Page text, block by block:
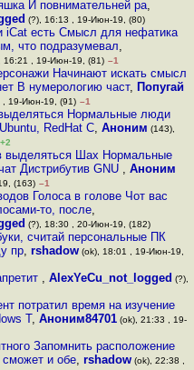
И повнимательней ра,
(?), 16:13 , 19-Июн-19, (80)
iCat есть Смысл для нефатика
что подразумевал,
16:21 , 19-Июн-19, (81) –1
Начинают искать смысл
В нумерологию част, Попугай
19-Июн-19, (91) –1
Нормальные люди
RedHat C, Аноним (143),
+2
выделяться Шах Нормальные
Дистрибутив GNU , Аноним
(163) –1
Голоса в голове Чот вас
то, после,
(?), 18:30 , 20-Июн-19, (182)
считай персональные ПК
пр, rshadow(ok), 18:01 , 19-Июн-19,
,AlexYeCu_not_logged (?),
потратил время на изучение
Т,Аноним84701 (ok), 21:33 , 19-
Запомнить расположение
сможет и обе, rshadow(ok), 22:38 ,